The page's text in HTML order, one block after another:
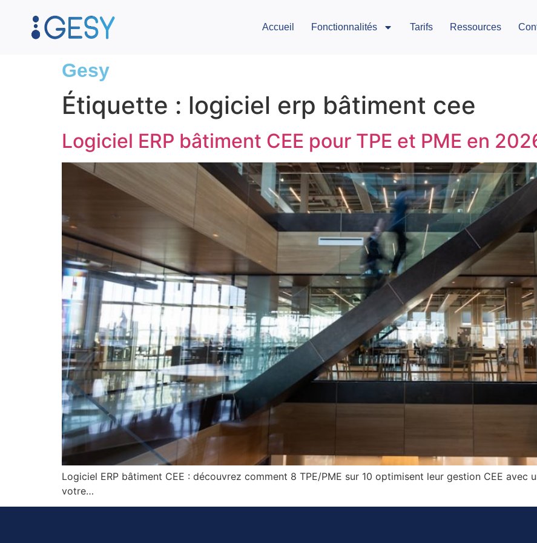
Accueil Fonctionnalités Tarifs Ressources
Gesy
Étiquette : logiciel erp bâtiment cee
Logiciel ERP bâtiment CEE pour TPE et PME en
Logiciel ERP bâtiment CEE : découvrez comment 8 TPE/PME sur 10 optimisent leur gestion CEE avec
votre…